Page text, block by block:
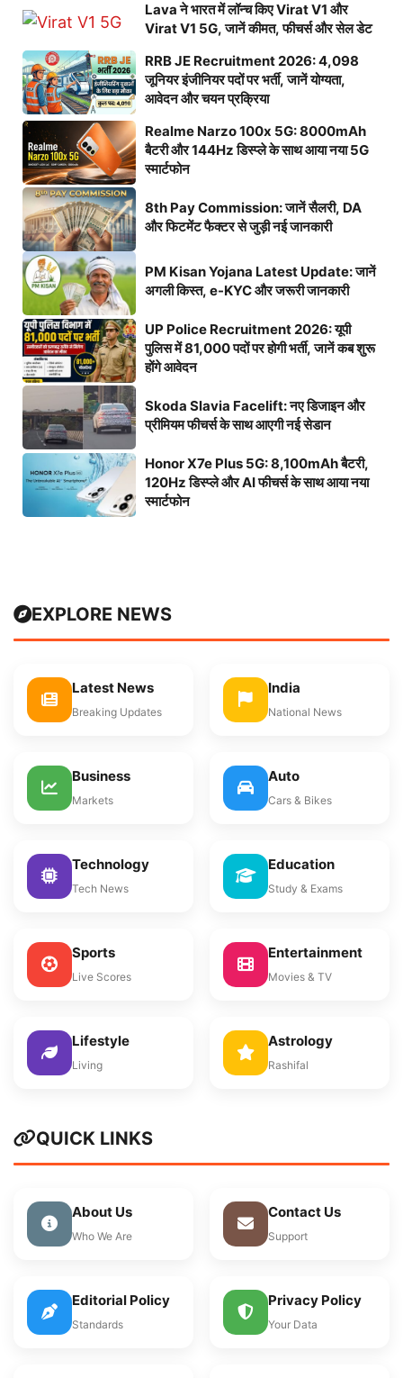
Lava ने भारत में लॉन्च किए Virat V1 और
Virat V1 5G, जानें कीमत, फीचर्स और सेल डेट
RRB JE Recruitment 2026: 4,098
जूनियर इंजीनियर पदों पर भर्ती, जानें योग्यता,
आवेदन और चयन प्रक्रिया
Realme Narzo 100x 5G: 8000mAh
बैटरी और 144Hz डिस्प्ले के साथ आया नया 5G
स्मार्टफोन
8th Pay Commission: जानें सैलरी, DA
और फिटमेंट फैक्टर से जुड़ी नई जानकारी
PM Kisan Yojana Latest Update: जानें
अगली किस्त, e-KYC और जरूरी जानकारी
UP Police Recruitment 2026: यूपी
पुलिस में 81,000 पदों पर होगी भर्ती, जानें कब शुरू
होंगे आवेदन
Skoda Slavia Facelift: नए डिजाइन और
प्रीमियम फीचर्स के साथ आएगी नई सेडान
Honor X7e Plus 5G: 8,100mAh बैटरी,
120Hz डिस्प्ले और AI फीचर्स के साथ आया नया
स्मार्टफोन
EXPLORE NEWS
Latest News
Breaking Updates
India
National News
Business
Markets
Auto
Cars & Bikes
Technology
Tech News
Education
Study & Exams
Sports
Live Scores
Entertainment
Movies & TV
Lifestyle
Living
Astrology
Rashifal
QUICK LINKS
About Us
Who We Are
Contact Us
Support
Editorial Policy
Standards
Privacy Policy
Your Data